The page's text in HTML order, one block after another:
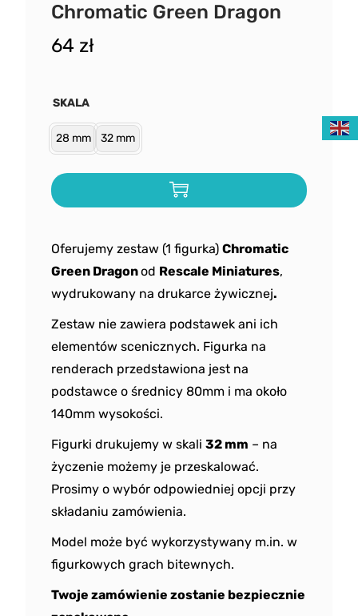
Chromatic Green Dragon
64 zł
Oferujemy zestaw (1 figurka) Chromatic
Green Dragonod Rescale Miniatures,
wydrukowany na drukarce żywicznej.
Zestaw nie zawiera podstawek ani ich
elementów scenicznych. Figurka na
renderach przedstawiona jest na
podstawce o średnicy 80mm i ma około
140mm wysokości.
Figurki drukujemy w skali 32 mm – na
życzenie możemy je przeskalować.
Prosimy o wybór odpowiedniej opcji przy
składaniu zamówienia.
Model może być wykorzystywany m.in. w
figurkowych grach bitewnych.
Twoje zamówienie zostanie bezpiecznie
SKALA
28 mm 32 mm